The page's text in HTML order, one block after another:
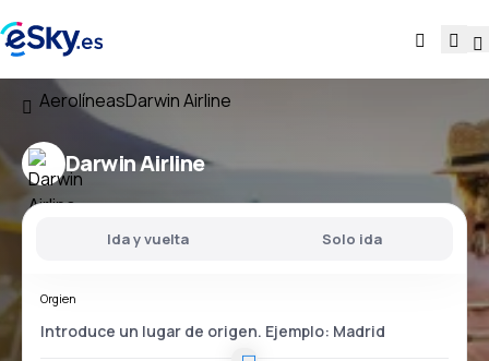
AerolíneasDarwin Airline
Darwin Airline
Ida y vuelta Solo ida
Orgien